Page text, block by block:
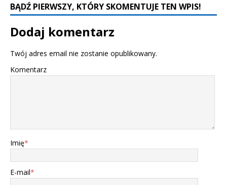
BĄDŹ PIERWSZY, KTÓRY SKOMENTUJE TEN WPIS!
Dodaj komentarz
Twój adres email nie zostanie opublikowany.
Komentarz
Imię*
E-mail*